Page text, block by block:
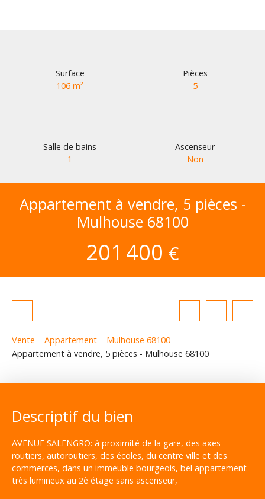
Surface
106m²
Pièces
5
Salle de bains
1
Ascenseur
Non
Appartement à vendre, 5 pièces -
Mulhouse 68100
201 400 €
Vente Appartement
Mulhouse 68100
Appartement à vendre, 5 pièces - Mulhouse 68100
Descriptif du bien
AVENUE SALENGRO: à proximité de la gare, des axes
routiers, autoroutiers, des écoles, du centre ville et des
commerces, dans un immeuble bourgeois, bel appartement
très lumineux au 2è étage sans ascenseur,